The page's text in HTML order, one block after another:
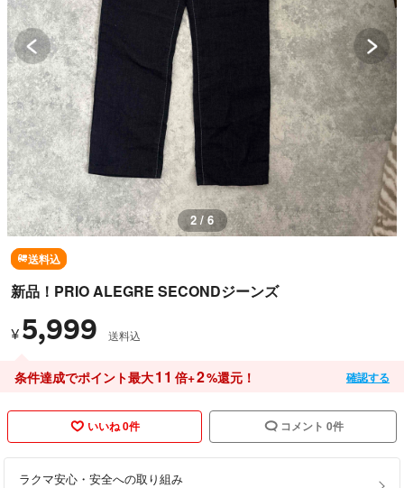
2 / 6
送料込
新品！PRIO ALEGRE SECONDジーンズ
¥ 5,999 送料込
条件達成でポイント最大11 倍+2%還元！ 確認する
いいね 0件 コメント 0件
ラクマ安心・安全への取り組み